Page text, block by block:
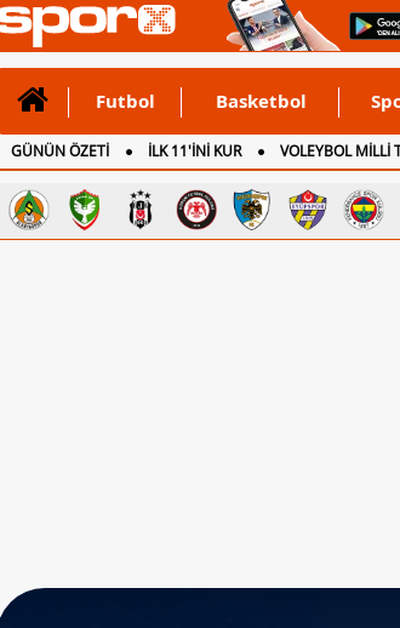
Futbol Basketbol
GÜNÜN ÖZETİ İLK 11'İNİ KUR VOLEYBOL MİLLİ
CANLI ANLATIM
İNGİLTERE